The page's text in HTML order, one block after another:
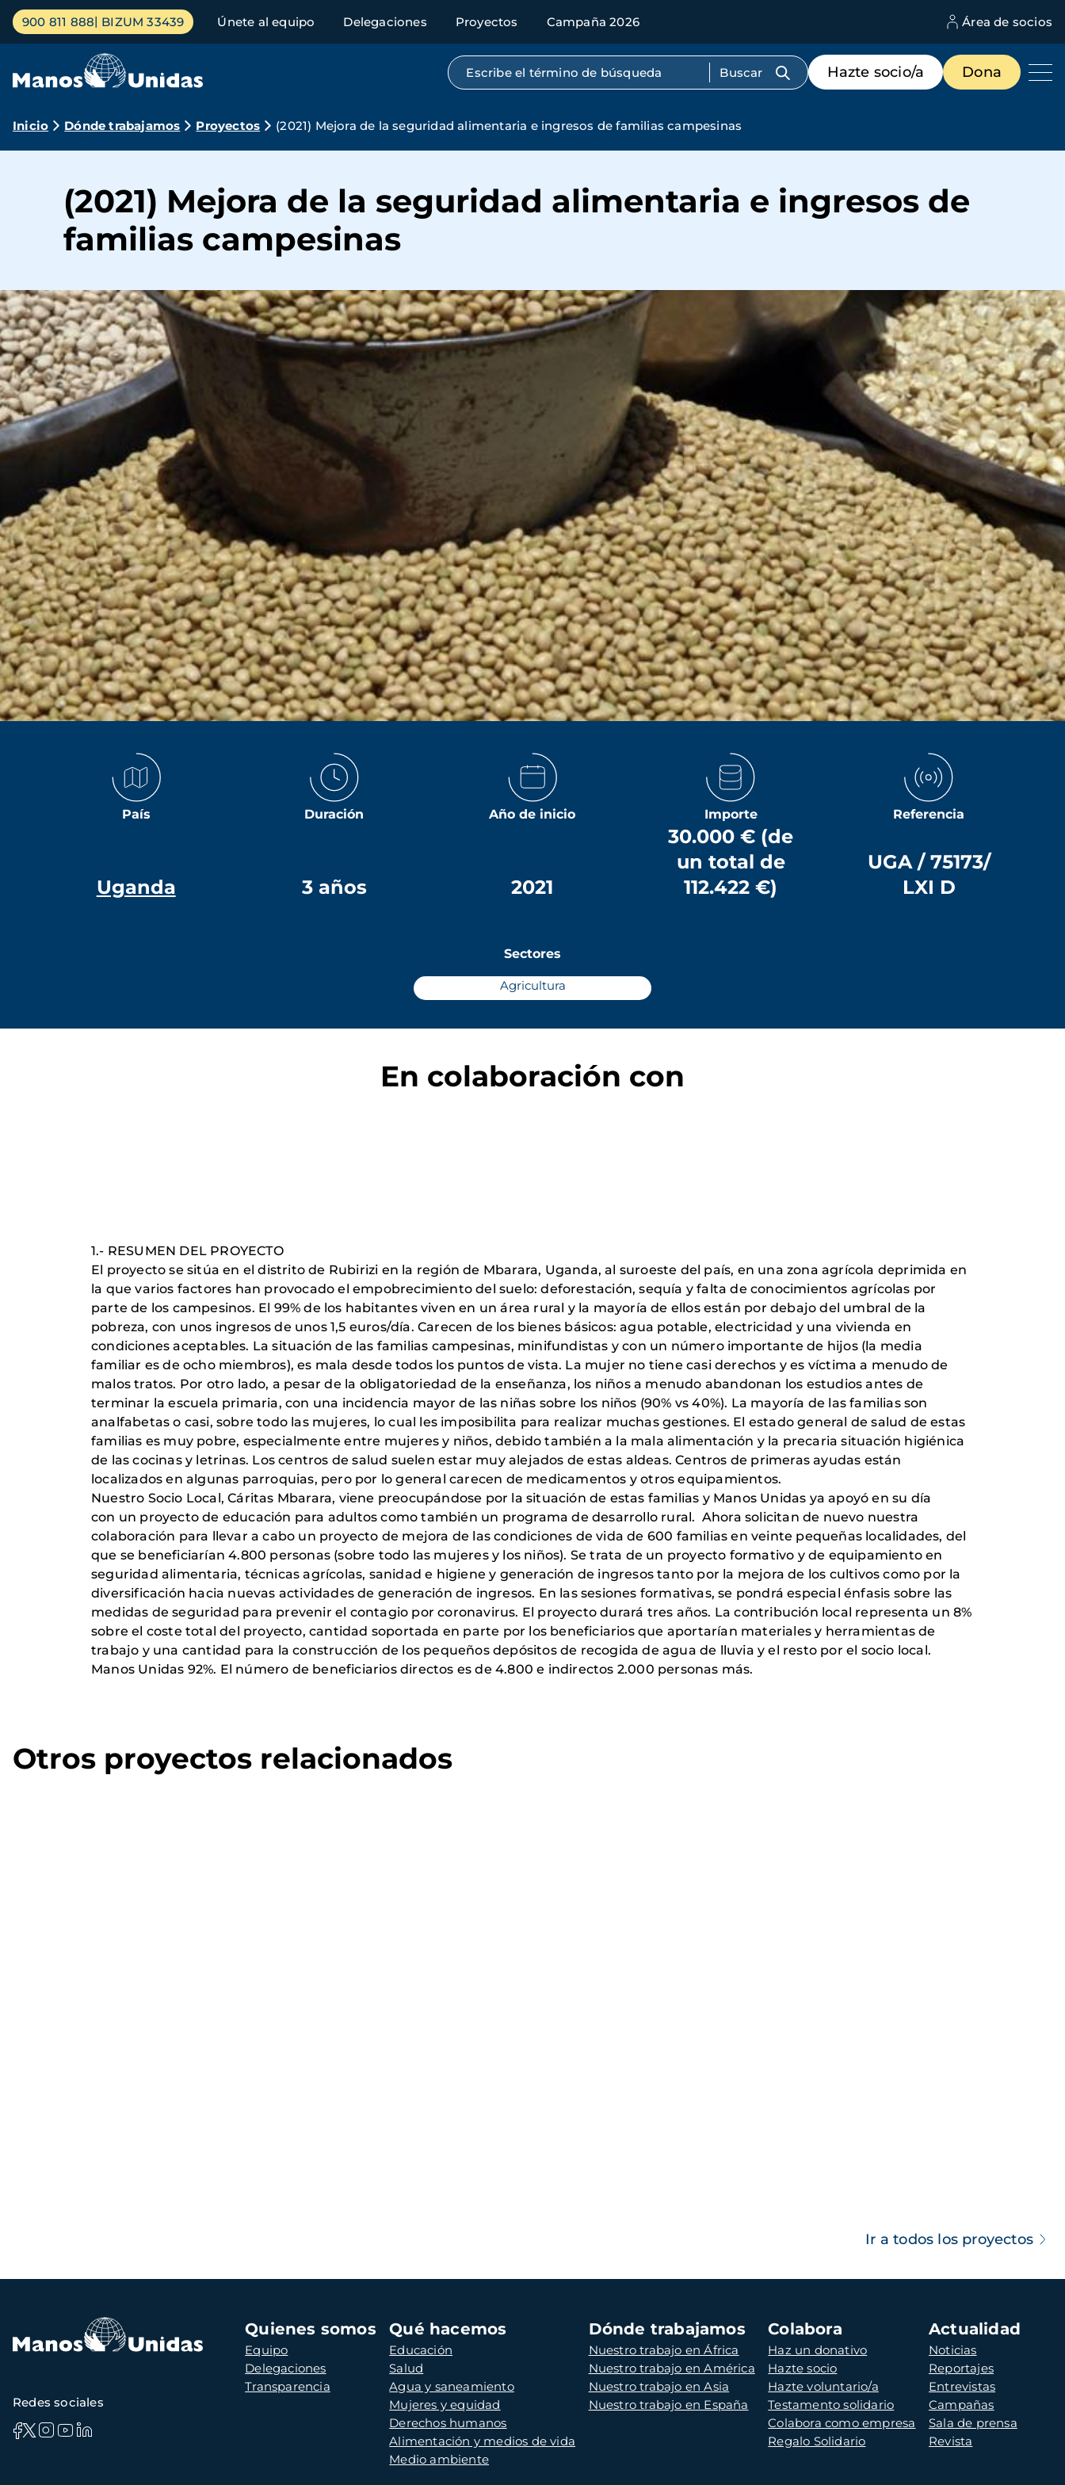
Pasar
contenido
Menú
principal
900 811 888 BIZUM 33439 Únete al equipo Delegaciones Proyectos Campaña 2026 Área de socios
Búsqueda por texto completo
Menú
de
destacados
Hazte socio/a Dona
Ruta
navegación
Inicio Dónde trabajamos Proyectos (2021) Mejora de la seguridad alimentaria e ingresos de familias campesinas
(2021) Mejora de la seguridad alimentaria e ingresos de
familias campesinas
País
Uganda
Duración
3 años
Año de inicio
2021
Importe
30.000 € (de
un total de
112.422 €)
Referencia
UGA / 75173/
LXI D
Sectores
Agricultura
En colaboración con
1.- RESUMEN DEL PROYECTO
El proyecto se sitúa en el distrito de Rubirizi en la región de Mbarara, Uganda, al suroeste del país, en una zona agrícola deprimida en
la que varios factores han provocado el empobrecimiento del suelo: deforestación, sequía y falta de conocimientos agrícolas por
parte de los campesinos. El 99% de los habitantes viven en un área rural y la mayoría de ellos están por debajo del umbral de la
pobreza, con unos ingresos de unos 1,5 euros/día. Carecen de los bienes básicos: agua potable, electricidad y una vivienda en
condiciones aceptables. La situación de las familias campesinas, minifundistas y con un número importante de hijos (la media
familiar es de ocho miembros), es mala desde todos los puntos de vista. La mujer no tiene casi derechos y es víctima a menudo de
malos tratos. Por otro lado, a pesar de la obligatoriedad de la enseñanza, los niños a menudo abandonan los estudios antes de
terminar la escuela primaria, con una incidencia mayor de las niñas sobre los niños (90% vs 40%). La mayoría de las familias son
analfabetas o casi, sobre todo las mujeres, lo cual les imposibilita para realizar muchas gestiones. El estado general de salud de estas
familias es muy pobre, especialmente entre mujeres y niños, debido también a la mala alimentación y la precaria situación higiénica
de las cocinas y letrinas. Los centros de salud suelen estar muy alejados de estas aldeas. Centros de primeras ayudas están
localizados en algunas parroquias, pero por lo general carecen de medicamentos y otros equipamientos.
Nuestro Socio Local, Cáritas Mbarara, viene preocupándose por la situación de estas familias y Manos Unidas ya apoyó en su día
con un proyecto de educación para adultos como también un programa de desarrollo rural. Ahora solicitan de nuevo nuestra
colaboración para llevar a cabo un proyecto de mejora de las condiciones de vida de 600 familias en veinte pequeñas localidades, del
que se beneficiarían 4.800 personas (sobre todo las mujeres y los niños). Se trata de un proyecto formativo y de equipamiento en
seguridad alimentaria, técnicas agrícolas, sanidad e higiene y generación de ingresos tanto por la mejora de los cultivos como por la
diversificación hacia nuevas actividades de generación de ingresos. En las sesiones formativas, se pondrá especial énfasis sobre las
medidas de seguridad para prevenir el contagio por coronavirus. El proyecto durará tres años. La contribución local representa un 8%
sobre el coste total del proyecto, cantidad soportada en parte por los beneficiarios que aportarían materiales y herramientas de
trabajo y una cantidad para la construcción de los pequeños depósitos de recogida de agua de lluvia y el resto por el socio local.
Manos Unidas 92%. El número de beneficiarios directos es de 4.800 e indirectos 2.000 personas más.
Otros proyectos relacionados
Ir a todos los proyectos
Navegación
principal
Quienes somos
Equipo
Delegaciones
Transparencia
Qué hacemos
Educación
Salud
Agua y saneamiento
Mujeres y equidad
Derechos humanos
Alimentación y medios de vida
Medio ambiente
Dónde trabajamos
Nuestro trabajo en África
Nuestro trabajo en América
Nuestro trabajo en Asia
Nuestro trabajo en España
Colabora
Haz un donativo
Hazte socio
Hazte voluntario/a
Testamento solidario
Colabora como empresa
Regalo Solidario
Actualidad
Noticias
Reportajes
Entrevistas
Campañas
Sala de prensa
Revista
Redes sociales